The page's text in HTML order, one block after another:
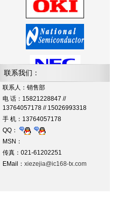
联系我们：
联系人：销售部
电 话：15821228847 //
13764057178 // 15026993318
手 机：13764057178
QQ：
MSN：
传真：021-61202251
EMail： xiezejia@ic168-tx.com